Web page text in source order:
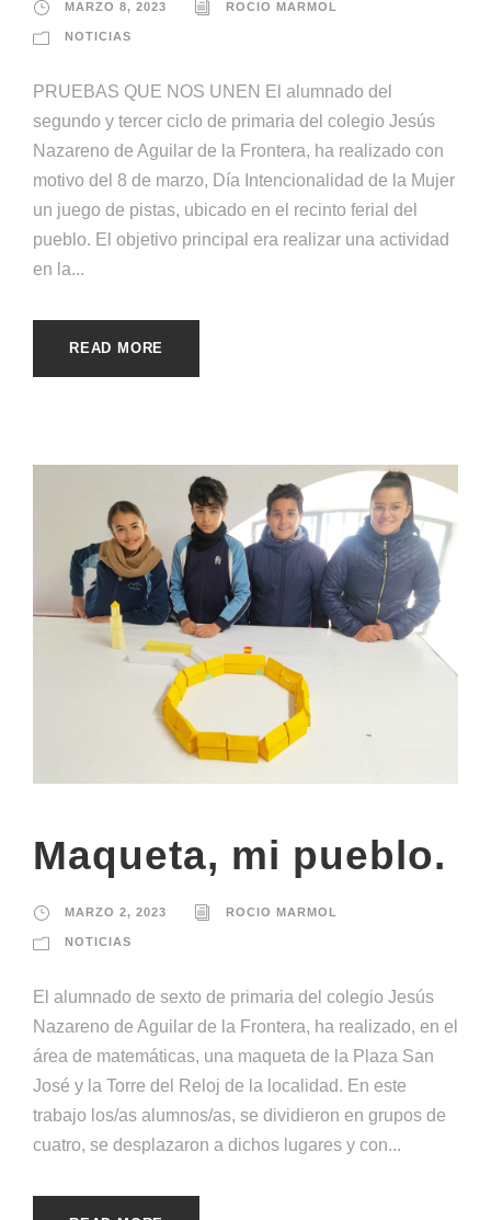
MARZO 8, 2023 ROCIO MARMOL
NOTICIAS
PRUEBAS QUE NOS UNEN El alumnado del
segundo y tercer ciclo de primaria del colegio Jesús
Nazareno de Aguilar de la Frontera, ha realizado con
motivo del 8 de marzo, Día Intencionalidad de la Mujer
un juego de pistas, ubicado en el recinto ferial del
pueblo. El objetivo principal era realizar una actividad
en la...
READ MORE
Maqueta, mi pueblo.
MARZO 2, 2023 ROCIO MARMOL
NOTICIAS
El alumnado de sexto de primaria del colegio Jesús
Nazareno de Aguilar de la Frontera, ha realizado, en el
área de matemáticas, una maqueta de la Plaza San
José y la Torre del Reloj de la localidad. En este
trabajo los/as alumnos/as, se dividieron en grupos de
cuatro, se desplazaron a dichos lugares y con...